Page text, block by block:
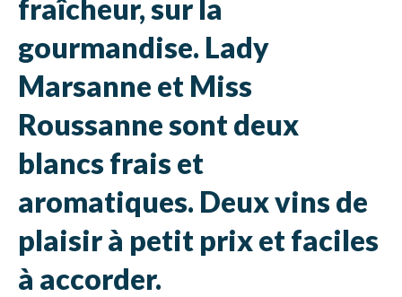
fraîcheur, sur la
gourmandise. Lady
Marsanne et Miss
Roussanne sont deux
blancs frais et
aromatiques. Deux vins de
plaisir à petit prix et faciles
à accorder.